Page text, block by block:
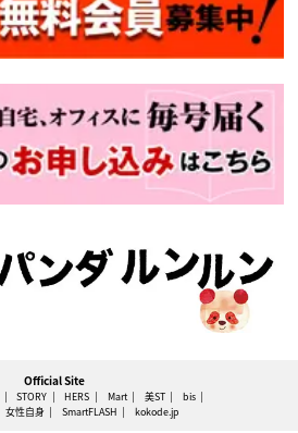
Official Site
STORY HERS Mart 美ST
bis
女性自身 SmartFLASH kokode.jp